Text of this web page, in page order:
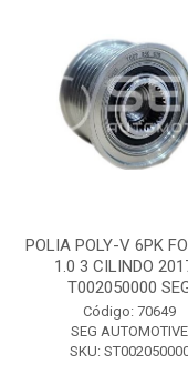
POLIA POLY-V 6PK
1.0 3 CILINDO
T002050000
Código: 70649
SEG AUTOMOTIVE
SKU: